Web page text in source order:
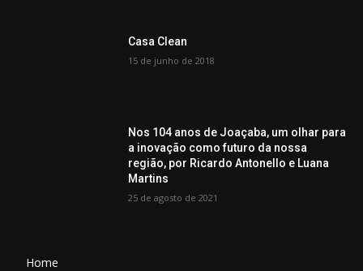
Casa Clean
15 de junho de 2018
Nos 104 anos de Joaçaba, um olhar para
a inovação como futuro da nossa
região, por Ricardo Antonello e Luana
Martins
25 de agosto de 2021
Home